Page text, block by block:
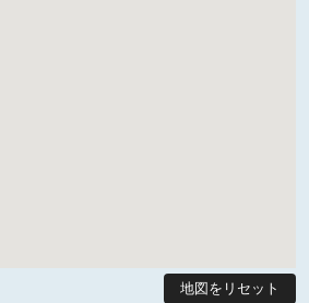
地図をリセット